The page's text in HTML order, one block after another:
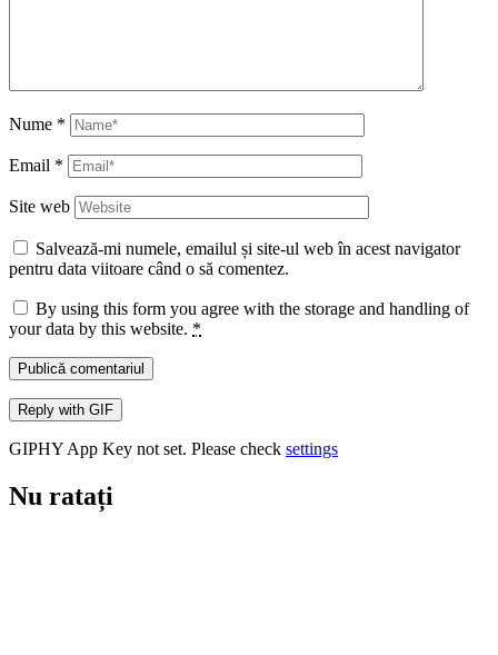
Nume *
Email *
Site web
Salvează-mi numele, emailul și site-ul web în acest navigator
pentru data viitoare când o să comentez.
By using this form you agree with the storage and handling of
your data by this website. *
Publică comentariul
Reply with GIF
GIPHY App Key not set. Please check settings
Nu ratați